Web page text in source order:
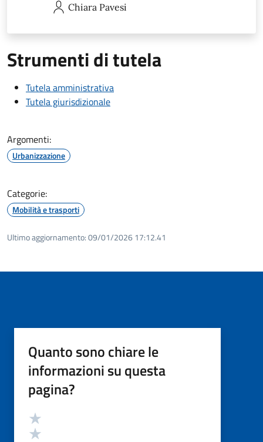
Chiara Pavesi
Strumenti di tutela
Tutela amministrativa
Tutela giurisdizionale
Argomenti:
Urbanizzazione
Categorie:
Mobilità e trasporti
Ultimo aggiornamento:09/01/2026 17:12.41
Quanto sono chiare le
informazioni su questa
pagina?
Valutazione